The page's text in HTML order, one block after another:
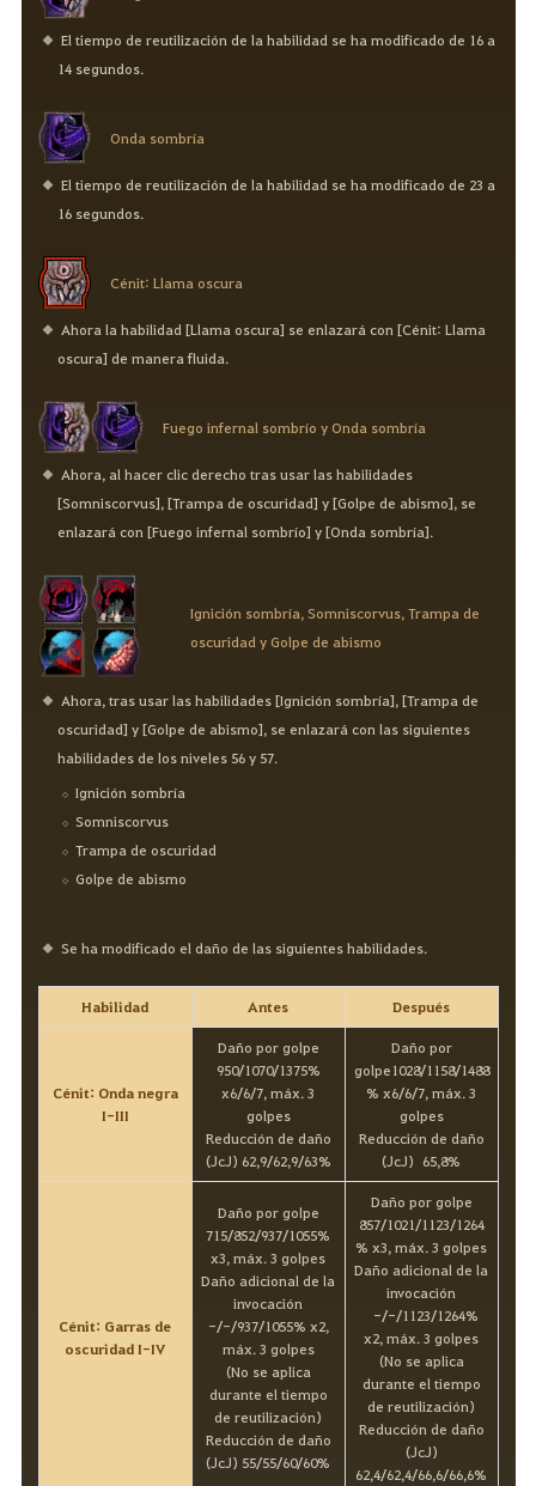
El tiempo de reutilización de la habilidad se ha modificado de 16 a
14 segundos.
Onda sombría
El tiempo de reutilización de la habilidad se ha modificado de 23 a
16 segundos.
Cénit: Llama oscura
Ahora la habilidad [Llama oscura] se enlazará con [Cénit: Llama
oscura] de manera fluida.
Fuego infernal sombrío y Onda sombría
Ahora, al hacer clic derecho tras usar las habilidades
[Somniscorvus], [Trampa de oscuridad] y [Golpe de abismo], se
enlazará con [Fuego infernal sombrío] y [Onda sombría].
Ignición sombría, Somniscorvus, Trampa de
oscuridad y Golpe de abismo
Ahora, tras usar las habilidades [Ignición sombría], [Trampa de
oscuridad] y [Golpe de abismo], se enlazará con las siguientes
habilidades de los niveles 56 y 57.
Ignición sombría
Somniscorvus
Trampa de oscuridad
Golpe de abismo
Se ha modificado el daño de las siguientes habilidades.
Habilidad Antes Después
Cénit: Onda negra
I-III
Daño por golpe
950/1070/1375%
x6/6/7, máx. 3
golpes
Reducción de daño
(JcJ) 62,9/62,9/63%
Daño por
golpe1028/1158/1488
% x6/6/7, máx. 3
golpes
Reducción de daño
(JcJ) 65,8%
Cénit: Garras de
oscuridad I-IV
Daño por golpe
715/852/937/1055%
x3, máx. 3 golpes
Daño adicional de la
invocación
-/-/937/1055% x2,
máx. 3 golpes
(No se aplica
durante el tiempo
de reutilización)
Reducción de daño
(JcJ) 55/55/60/60%
Daño por golpe
857/1021/1123/1264
% x3, máx. 3 golpes
Daño adicional de la
invocación
-/-/1123/1264%
x2, máx. 3 golpes
(No se aplica
durante el tiempo
de reutilización)
Reducción de daño
(JcJ)
62,4/62,4/66,6/66,6%